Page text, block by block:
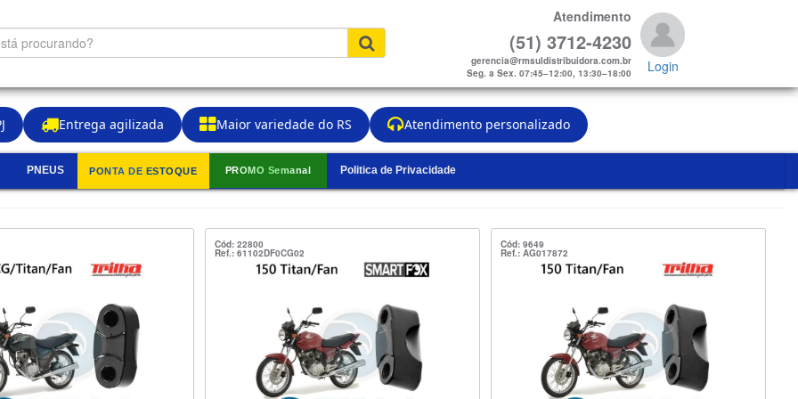
Entrega agilizada Maior variedade do RS Atendimento personalizado
Atendimento
(51) 3712-4230
gerencia@rmsuldistribuidora.com.br
Seg. a Sex. 07:45–12:00, 13:30–18:00
Login
PNEUS PONTA DE ESTOQUE PROMO Semanal Politica de Privacidade
Cód: 22800
Ref.: 61102DF0CG02
Cód: 9649
Ref.: AG017872